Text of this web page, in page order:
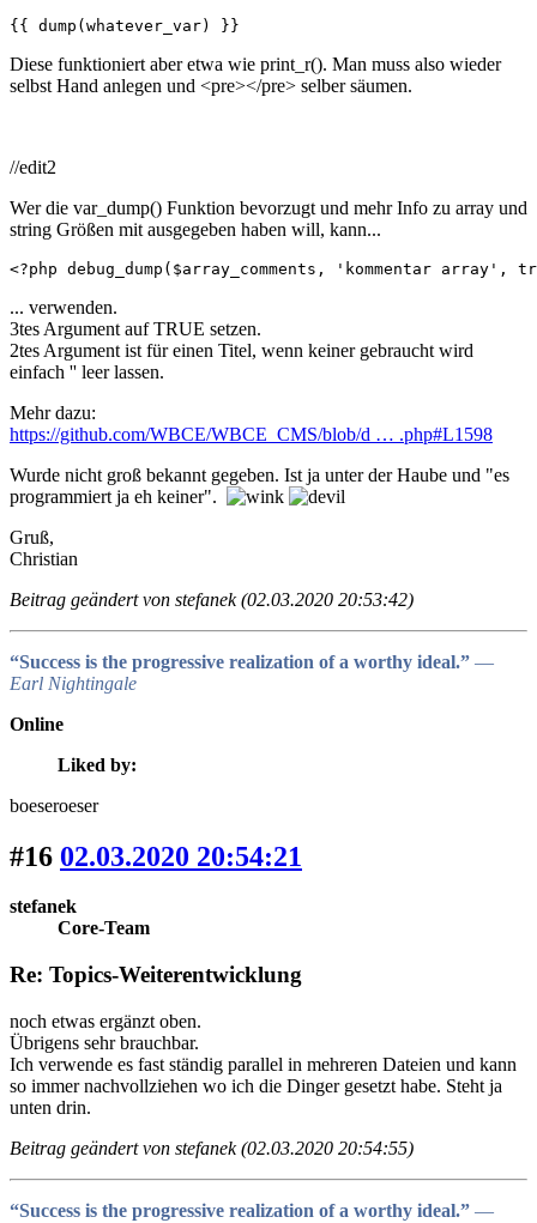
{{ dump(whatever_var) }}
Diese funktioniert aber etwa wie print_r(). Man muss also wieder
selbst Hand anlegen und <pre></pre> selber säumen.
//edit2
Wer die var_dump() Funktion bevorzugt und mehr Info zu array und
string Größen mit ausgegeben haben will, kann...
<?php debug_dump($array_comments, 'kommentar array',
... verwenden.
3tes Argument auf TRUE setzen.
2tes Argument ist für einen Titel, wenn keiner gebraucht wird
einfach '' leer lassen.
Mehr dazu:
https://github.com/WBCE/WBCE_CMS/blob/d … .php#L1598
Wurde nicht groß bekannt gegeben. Ist ja unter der Haube und "es
programmiert ja eh keiner".
Gruß,
Christian
Beitrag geändert von stefanek (02.03.2020 20:53:42)
“Success is the progressive realization of a worthy ideal.” ―
Earl Nightingale
Online
Liked by:
boeseroeser
#16 02.03.2020 20:54:21
stefanek
Core-Team
Re: Topics-Weiterentwicklung
noch etwas ergänzt oben.
Übrigens sehr brauchbar.
Ich verwende es fast ständig parallel in mehreren Dateien und kann
so immer nachvollziehen wo ich die Dinger gesetzt habe. Steht ja
unten drin.
Beitrag geändert von stefanek (02.03.2020 20:54:55)
“Success is the progressive realization of a worthy ideal.” ―